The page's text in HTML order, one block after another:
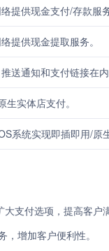
提供现金支付/存款服
提供现金提取服务。
送通知和支付链接在
实体店支付。
系统实现即插即用/原
支付选项，提高客户
增加客户便利性。